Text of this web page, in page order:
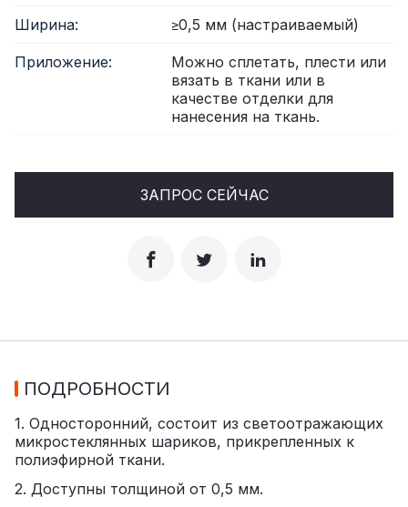
Ширина: ≥0,5 мм (настраиваемый)
Приложение:
Можно сплетать, плести или
вязать в ткани или в
качестве отделки для
нанесения на ткань.
ЗАПРОС СЕЙЧАС
ПОДРОБНОСТИ
1. Односторонний, состоит из светоотражающих
микростеклянных шариков, прикрепленных к
полиэфирной ткани.
2. Доступны толщиной от 0,5 мм.